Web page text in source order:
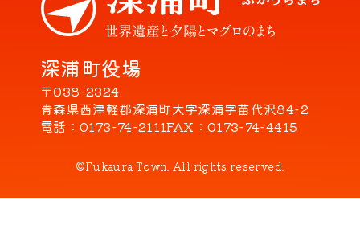
深浦町役場
〒038-2324
青森県西津軽郡深浦町大字深浦字苗代沢84-2
電話
0173-74-2111FAX 0173-74-4415
©Fukaura Town. All rights reserved.